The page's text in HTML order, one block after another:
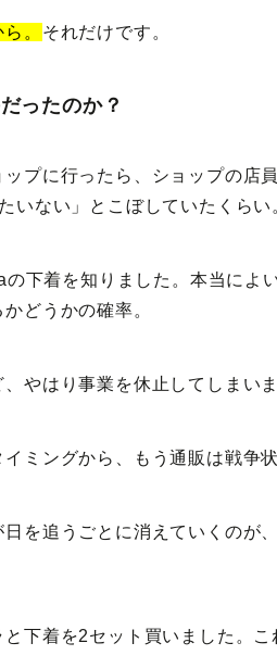
。 それだけです。
ったのか？
プに行ったら、ショップの店
いない」とこぼしていたくらい
下着を知りました。本当によ
どうかの確率。
やはり事業を休止してしまいま
イミングから、もう通販は戦争
を追うごとに消えていくのが
下着を2セット買いました。こ